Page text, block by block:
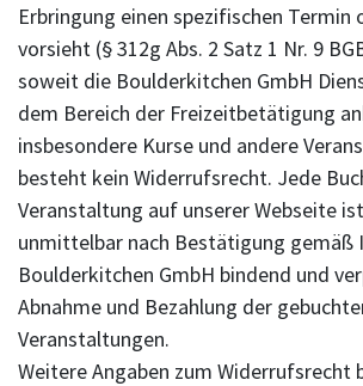
Erbringung einen spezifischen Termin
vorsieht (§ 312g Abs. 2 Satz 1 Nr. 9
soweit die Boulderkitchen GmbH
dem Bereich der Freizeitbetätigung
insbesondere Kurse und andere
besteht kein Widerrufsrecht. Jede
Veranstaltung auf unserer Webseite
unmittelbar nach Bestätigung gemäß
Boulderkitchen GmbH bindend und
Abnahme und Bezahlung der
Veranstaltungen.
Weitere Angaben zum Widerrufsrecht